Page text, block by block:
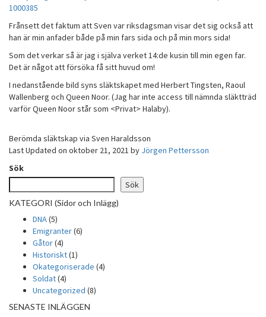
1000385
Frånsett det faktum att Sven var riksdagsman visar det sig också att
han är min anfader både på min fars sida och på min mors sida!
Som det verkar så är jag i själva verket 14:de kusin till min egen far.
Det är något att försöka få sitt huvud om!
I nedanstående bild syns släktskapet med Herbert Tingsten, Raoul
Wallenberg och Queen Noor. (Jag har inte access till nämnda släktträd
varför Queen Noor står som <Privat> Halaby).
Berömda släktskap via Sven Haraldsson
Last Updated on oktober 21, 2021 by Jörgen Pettersson
Sök
Sök
KATEGORI (Sidor och Inlägg)
DNA(5)
Emigranter(6)
Gåtor(4)
Historiskt(1)
Okategoriserade (4)
Soldat(4)
Uncategorized (8)
SENASTE INLÄGGEN